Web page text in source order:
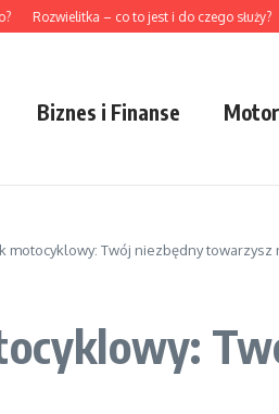
Rozwielitka – co to jest i do czego służy?
Biznes i Finanse
motocyklowy: Twój niezbędny towarzysz